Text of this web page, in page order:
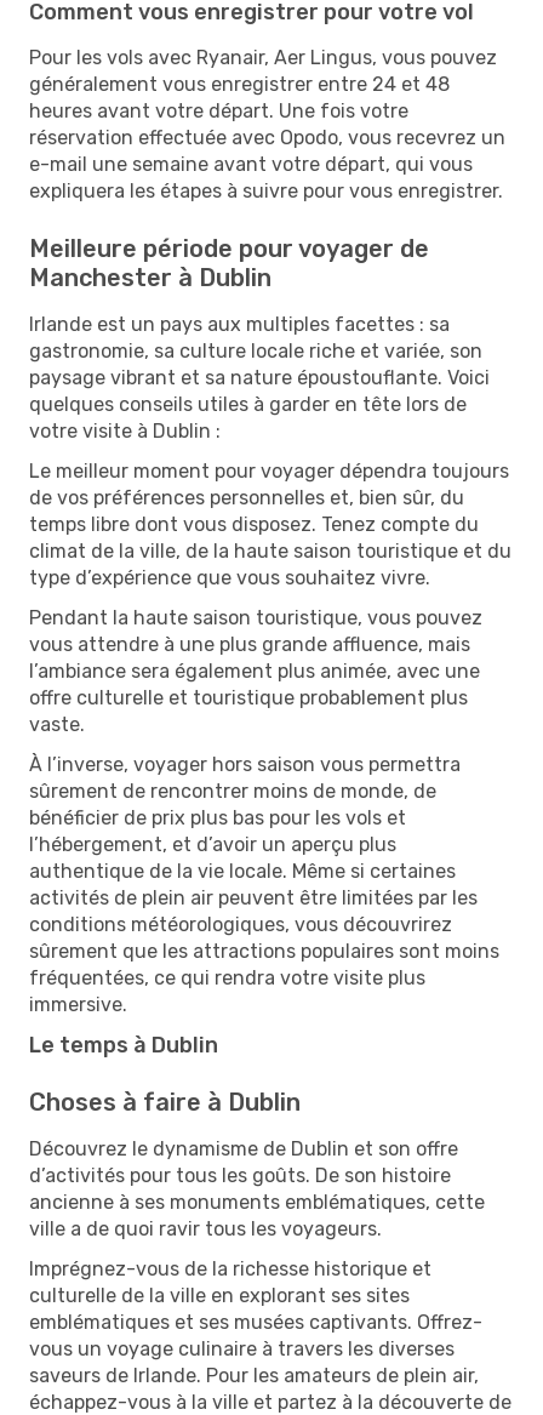
Comment vous enregistrer pour votre vol
Pour les vols avec Ryanair, Aer Lingus, vous pouvez
généralement vous enregistrer entre 24 et 48
heures avant votre départ. Une fois votre
réservation effectuée avec Opodo, vous recevrez un
e-mail une semaine avant votre départ, qui vous
expliquera les étapes à suivre pour vous enregistrer.
Meilleure période pour voyager de
Manchester à Dublin
Irlande est un pays aux multiples facettes : sa
gastronomie, sa culture locale riche et variée, son
paysage vibrant et sa nature époustouflante. Voici
quelques conseils utiles à garder en tête lors de
votre visite à Dublin :
Le meilleur moment pour voyager dépendra toujours
de vos préférences personnelles et, bien sûr, du
temps libre dont vous disposez. Tenez compte du
climat de la ville, de la haute saison touristique et du
type d’expérience que vous souhaitez vivre.
Pendant la haute saison touristique, vous pouvez
vous attendre à une plus grande affluence, mais
l’ambiance sera également plus animée, avec une
offre culturelle et touristique probablement plus
vaste.
À l’inverse, voyager hors saison vous permettra
sûrement de rencontrer moins de monde, de
bénéficier de prix plus bas pour les vols et
l’hébergement, et d’avoir un aperçu plus
authentique de la vie locale. Même si certaines
activités de plein air peuvent être limitées par les
conditions météorologiques, vous découvrirez
sûrement que les attractions populaires sont moins
fréquentées, ce qui rendra votre visite plus
immersive.
Le temps à Dublin
Choses à faire à Dublin
Découvrez le dynamisme de Dublin et son offre
d’activités pour tous les goûts. De son histoire
ancienne à ses monuments emblématiques, cette
ville a de quoi ravir tous les voyageurs.
Imprégnez-vous de la richesse historique et
culturelle de la ville en explorant ses sites
emblématiques et ses musées captivants. Offrez-
vous un voyage culinaire à travers les diverses
saveurs de Irlande. Pour les amateurs de plein air,
échappez-vous à la ville et partez à la découverte de